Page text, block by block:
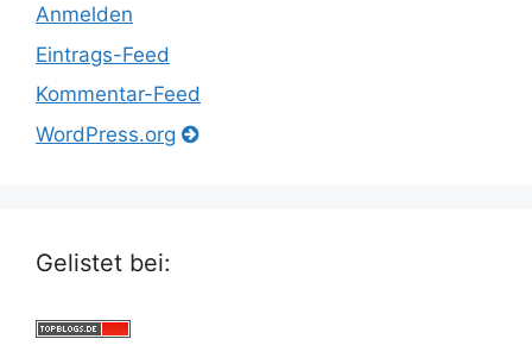
Anmelden
Eintrags-Feed
Kommentar-Feed
WordPress.org
Gelistet bei: